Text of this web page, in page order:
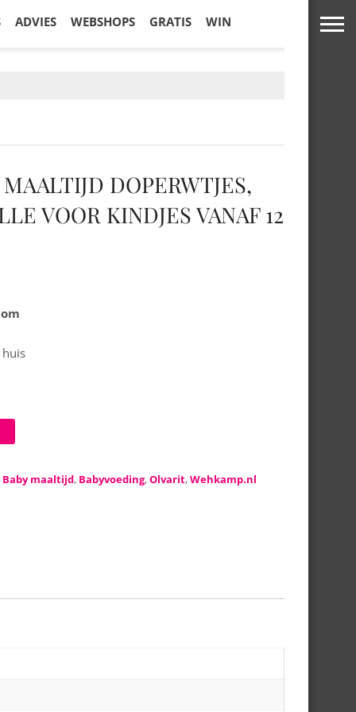
ADVIES WEBSHOPS GRATIS WIN
DOPERWTJES,
VOOR KINDJES VANAF 12
huis
Baby maaltijd, Babyvoeding,Olvarit,Wehkamp.nl